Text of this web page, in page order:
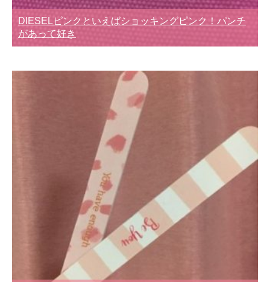
DIESELピンクといえばショッキングピンク！パンチ
があって好き